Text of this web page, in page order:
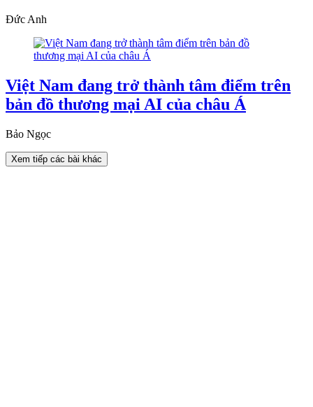
Đức Anh
Việt Nam đang trở thành tâm điểm trên
bản đồ thương mại AI của châu Á
Bảo Ngọc
Xem tiếp các bài khác